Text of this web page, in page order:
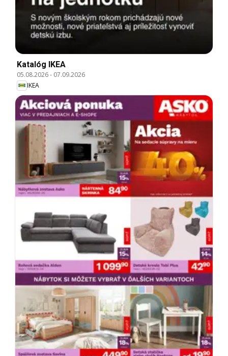
Katalóg IKEA
05.08.2026- 07.09.2026
IKEA